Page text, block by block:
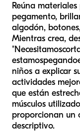
Reúna
pegamento,
algodón,
Mientras crea,
"Necesitamos
estamospegando
niños a explicar
actividades
que están
músculos
proporcionan un
descriptivo.